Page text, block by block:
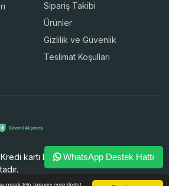
Sipariş Takibi
Ürünler
Gizlilik ve Güvenlik
Teslimat Koşulları
Kredi kartı bilgileriniz 256bit SSL
WhatsApp Destek Hattı